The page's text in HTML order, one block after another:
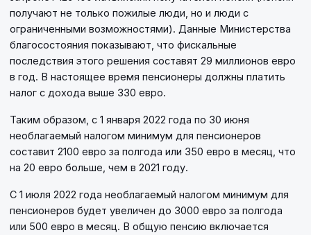
получают не только пожилые люди, но и люди с
ограниченными возможностями). Данные Министерства
благосостояния показывают, что фискальные
последствия этого решения составят 29 миллионов евро
в год. В настоящее время пенсионеры должны платить
налог с дохода выше 330 евро.
Таким образом, с 1 января 2022 года по 30 июня
необлагаемый налогом минимум для пенсионеров
составит 2100 евро за полгода или 350 евро в месяц, что
на 20 евро больше, чем в 2021 году.
С 1 июля 2022 года необлагаемый налогом минимум для
пенсионеров будет увеличен до 3000 евро за полгода
или 500 евро в месяц. В общую пенсию включается